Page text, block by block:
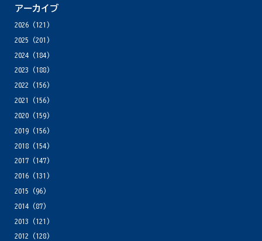
アーカイブ
2026(121)
2025 (201)
2024(184)
2023 (188)
2022 (156)
2021
(156)
2020(159)
2019(156)
2018(154)
2017(147)
2016(131)
2015 (96)
2014(87)
2013 (121)
2012 (128)